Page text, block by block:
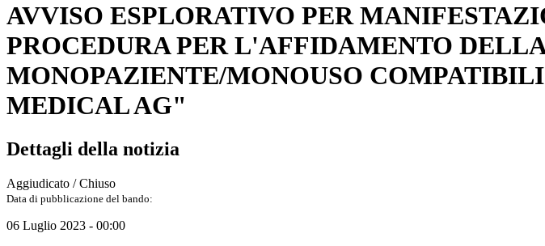
AVVISO ESPLORATIVO PER
PROCEDURA PER L'AFFIDAMENTO
MONOPAZIENTE/MONOUSO
MEDICAL AG"
Dettagli della notizia
Aggiudicato / Chiuso
Data di pubblicazione del bando:
06 Luglio 2023 - 00:00